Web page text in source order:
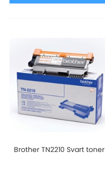
Brother TN2210 Svart toner